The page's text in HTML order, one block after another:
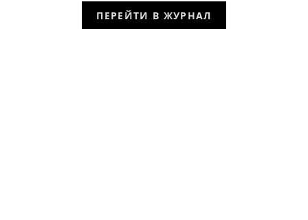
ПЕРЕЙТИ В ЖУРНАЛ